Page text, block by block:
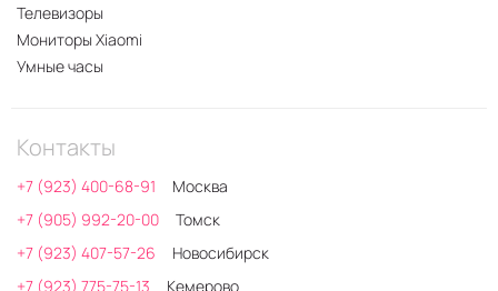
Телевизоры
Мониторы Xiaomi
Умные часы
Контакты
+7 (923) 400-68-91
Москва
+7 (905) 992-20-00
Томск
+7 (923) 407-57-26
Новосибирск
+7 (923) 775-75-13
Кемерово